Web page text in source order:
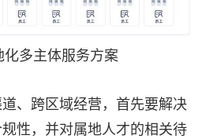
多主体服务方案
、跨区域经营，首先要解决
性，并对属地人才的相关待